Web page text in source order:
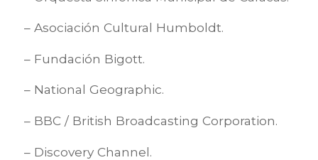
– Asociación Cultural Humboldt.
– Fundación Bigott.
– National Geographic.
– BBC / British Broadcasting Corporation.
– Discovery Channel.